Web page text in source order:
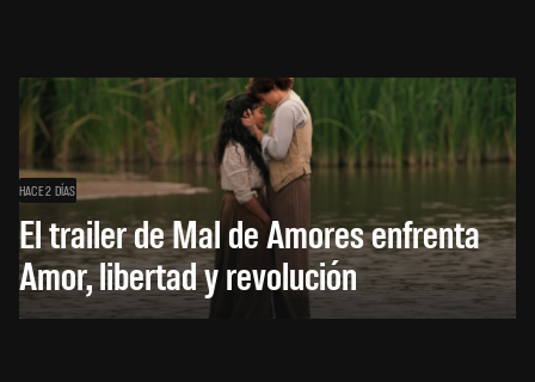
HACE 2 DÍAS
El trailer de Mal de Amores enfrenta
Amor, libertad y revolución